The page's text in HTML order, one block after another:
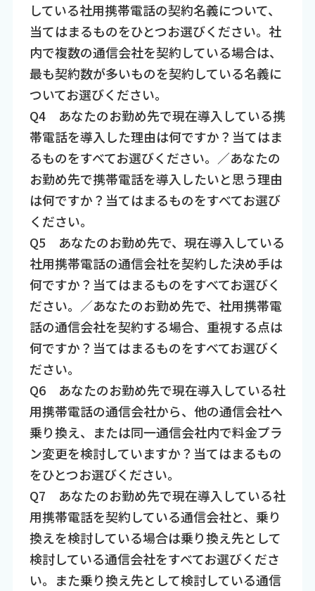
している社用携帯電話の契約名義について、
当てはまるものをひとつお選びください。社
内で複数の通信会社を契約している場合は、
最も契約数が多いものを契約している名義に
ついてお選びください。
Q4 あなたのお勤め先で現在導入している携
帯電話を導入した理由は何ですか？当てはま
るものをすべてお選びください。／あなたの
お勤め先で携帯電話を導入したいと思う理由
は何ですか？当てはまるものをすべてお選び
ください。
Q5 あなたのお勤め先で、現在導入している
社用携帯電話の通信会社を契約した決め手は
何ですか？当てはまるものをすべてお選びく
ださい。／あなたのお勤め先で、社用携帯電
話の通信会社を契約する場合、重視する点は
何ですか？当てはまるものをすべてお選びく
ださい。
Q6 あなたのお勤め先で現在導入している社
用携帯電話の通信会社から、他の通信会社へ
乗り換え、または同一通信会社内で料金プラ
ン変更を検討していますか？当てはまるもの
をひとつお選びください。
Q7 あなたのお勤め先で現在導入している社
用携帯電話を契約している通信会社と、乗り
換えを検討している場合は乗り換え先として
検討している通信会社をすべてお選びくださ
い。また乗り換え先として検討している通信